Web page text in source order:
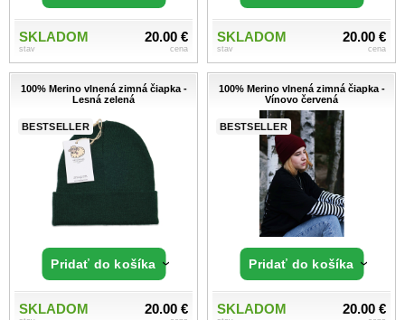
SKLADOM
stav
20.00 €
cena
SKLADOM
stav
20.00 €
cena
100% Merino vlnená zimná čiapka -
Lesná zelená
BESTSELLER
Pridať do košíka
SKLADOM 20.00 €
100% Merino vlnená zimná čiapka -
Vínovo červená
BESTSELLER
Pridať do košíka
SKLADOM 20.00 €